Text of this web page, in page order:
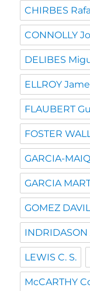
CHIRBES
CONNOLLY
DELIBES
ELLROY
FLAUBERT
FOSTER
GARCIA-
GARCIA
GOMEZ
LEWIS C. S.
McCARTHY